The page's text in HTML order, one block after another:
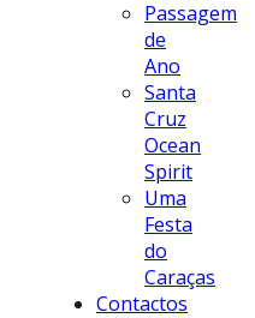
Passagem
de
Ano
Santa
Cruz
Ocean
Spirit
Uma
Festa
do
Caraças
Contactos